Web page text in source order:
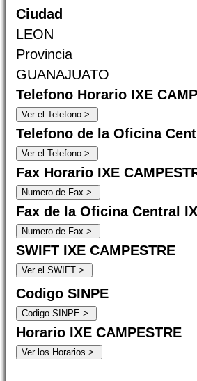
Ciudad
LEON
Provincia
GUANAJUATO
Telefono Horario IXE
Telefono de la Oficina
Fax Horario IXE
Fax de la Oficina Central
SWIFT IXE CAMPESTRE
Codigo SINPE
Horario IXE CAMPESTRE